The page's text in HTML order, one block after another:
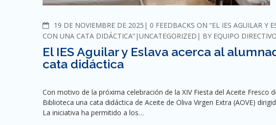
19 DE NOVIEMBRE DE 2025 COMMENTS
0 FEEDBACKS ON “EL IES AGUILAR Y
CON UNA CATA DIDÁCTICA” UNCATEGORIZED BY EQUIPO
El IES Aguilar y Eslava acerca al
cata didáctica
Con motivo de la próxima celebración de la XIV Fiesta del Aceite Fresco
Biblioteca una cata didáctica de Aceite de Oliva Virgen Extra (AOVE)
La iniciativa ha permitido a los…